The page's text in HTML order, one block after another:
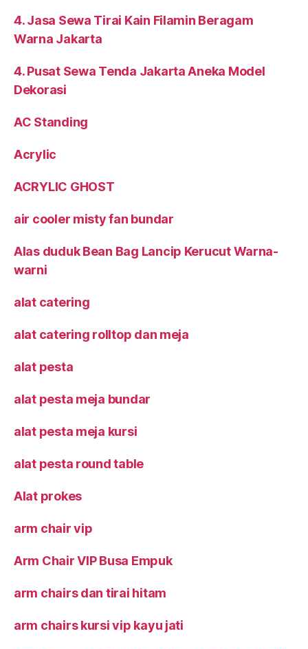
4. Jasa Sewa Tirai Kain Filamin Beragam
Warna Jakarta
4. Pusat Sewa Tenda Jakarta Aneka Model
Dekorasi
AC Standing
Acrylic
ACRYLIC GHOST
air cooler misty fan bundar
Alas duduk Bean Bag Lancip Kerucut Warna-
warni
alat catering
alat catering rolltop dan meja
alat pesta
alat pesta meja bundar
alat pesta meja kursi
alat pesta round table
Alat prokes
arm chair vip
Arm Chair VIP Busa Empuk
arm chairs dan tirai hitam
arm chairs kursi vip kayu jati